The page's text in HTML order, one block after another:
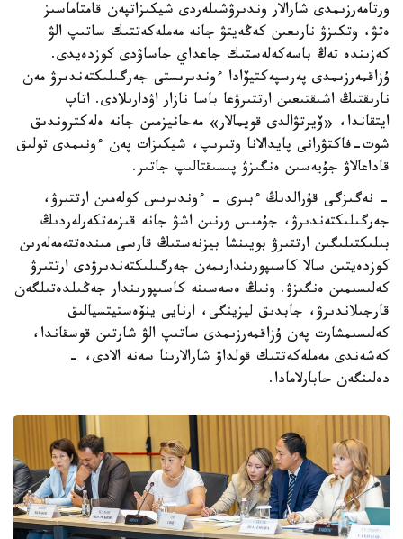
ورتامەرزىمدى شارالار وندىرۋشىلەردى شيكىزاتپەن قامتاماسىز
ەتۋ، وتكىزۋ نارىعىن كەڭەيتۋ جانە مەملەكەتتىك ساتىپ الۋ
كەزىندە تەڭ باسەكەلەستىك جاعداي جاساۋدى كوزدەيدى.
ۇزاقمەرزىمدى پەرسپەكتيۆادا ءوندىرىستى جەرگىلىكتەندىرۋ مەن
نارىقتىڭ اشىقتىعىن ارتتىرۋعا باسا نازار اۋدارىلادى. اتاپ
ايتقاندا، «ۆيرتۋالدى قويمالار» مەحانيزمىن جانە ەلەكتروندىق
شوت-فاكتۋرانى پايدالانا وتىرىپ، شيكىزات پەن ءونىمدى تولىق
قاداعالاۋ جۇيەسىن ەنگىزۋ پىسىقتالىپ جاتىر.
- نەگىزگى قۇرالدىڭ ءبىرى - ءوندىرىس كولەمىن ارتتىرۋ،
جەرگىلىكتەندىرۋ، جۇمىس ورنىن اشۋ جانە قىزمەتكەرلەردىڭ
بىلىكتىلىگىن ارتتىرۋ بويىنشا بيزنەستىڭ قارسى مىندەتتەمەلەرىن
كوزدەيتىن سالا كاسىپورىندارىمەن جەرگىلىكتەندىرۋدى ارتتىرۋ
كەلىسىمىن ەنگىزۋ. ونىڭ ەسەسىنە كاسىپورىندار جەڭىلدەتىلگەن
قارجىلاندىرۋ، جابدىق ليزينگى، ارنايى ينۆەستيتسيالىق
كەلىسىمشارت پەن ۇزاقمەرزىمدى ساتىپ الۋ شارتىن قوسقاندا،
كەشەندى مەملەكەتتىك قولداۋ شارالارىنا سەنە الادى، -
دەلىنگەن حابارلامادا.